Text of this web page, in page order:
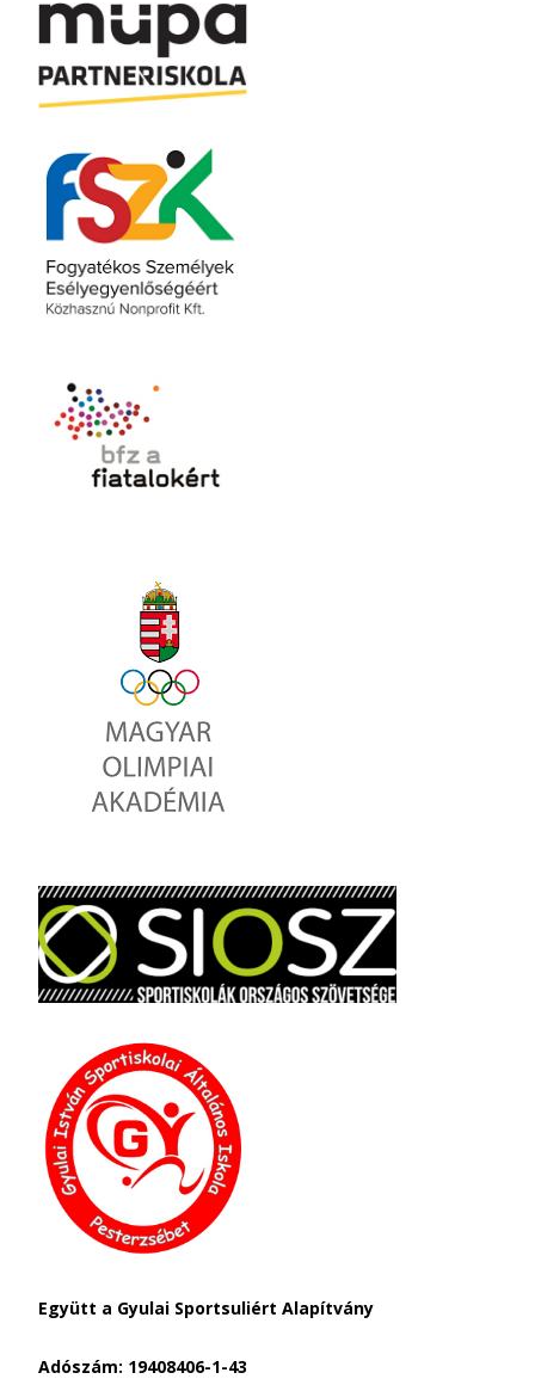
Együtt a Gyulai Sportsuliért Alapítvány
Adószám: 19408406-1-43